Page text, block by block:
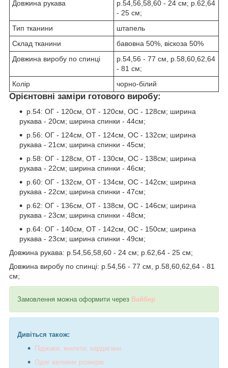
Довжина рукава
р.54,56,58,60 - 24 см; р.62,64
- 25 см;
Тип тканини
штапель
Склад тканини
бавовна 50%, віскоза 50%
Довжина виробу по спинці
р.54,56 - 77 см, р.58,60,62,64
- 81 см;
Колір
чорно-білий
Орієнтовні заміри готового виробу:
р.54: ОГ - 120см, ОТ - 120см, ОС - 128см; ширина
рукава - 20см; ширина спинки - 44см;
р.56: ОГ - 124см, ОТ - 124см, ОС - 132см; ширина
рукава - 21см; ширина спинки - 45см;
р.58: ОГ - 128см, ОТ - 130см, ОС - 138см; ширина
рукава - 22см; ширина спинки - 46см;
р.60: ОГ - 132см, ОТ - 134см, ОС - 142см; ширина
рукава - 22см; ширина спинки - 47см;
р.62: ОГ - 136см, ОТ - 138см, ОС - 146см; ширина
рукава - 23см; ширина спинки - 48см;
р.64: ОГ - 140см, ОТ - 142см, ОС - 150см; ширина
рукава - 23см; ширина спинки - 49см;
Довжина рукава: р.54,56,58,60 - 24 см; р.62,64 - 25 см;
Довжина виробу по спинці: р.54,56 - 77 см, р.58,60,62,64 - 81
см;
Замовлення можна оформити через Вайбер
Дивіться також:
Піджаки, жилети, кардигани
Одяг великих розмірів